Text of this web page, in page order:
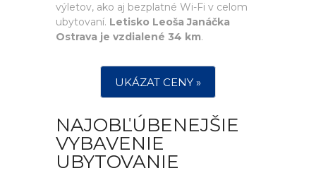
výletov, ako aj bezplatné Wi-Fi v celom
ubytovaní. Letisko Leoša Janáčka
Ostrava je vzdialené 34 km.
UKÁZAT CENY »
NAJOBĽÚBENEJŠIE
VYBAVENIE
UBYTOVANIE